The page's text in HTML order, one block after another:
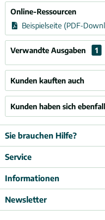
Online-Ressourcen
Beispielseite (PDF-
Verwandte Ausgaben 1
Kunden kauften auch
Kunden haben sich
Sie brauchen Hilfe?
Service
Informationen
Newsletter